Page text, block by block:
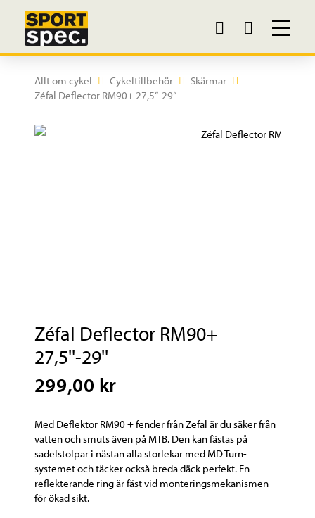
Allt om cykel Cykeltillbehör
Skärmar
Zéfal Deflector RM90+ 27,5”-29”
Zéfal Deflector RM90+
27,5''-29''
299,00 kr
Med Deflektor RM90 + fender från Zefal är du säker från
vatten och smuts även på MTB. Den kan fästas på
sadelstolpar i nästan alla storlekar med MD Turn-
systemet och täcker också breda däck perfekt. En
reflekterande ring är fäst vid monteringsmekanismen
för ökad sikt.